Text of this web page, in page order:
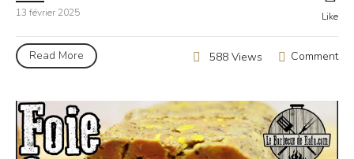
13 février 2025 Like
Read More Comment
588 Views